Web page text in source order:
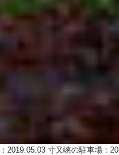
2019.05.03 寸又峡の駐車場